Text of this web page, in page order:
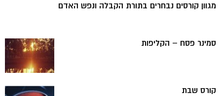
מגוון קורסים נבחרים בתורת הקבלה ונפש האדם
סמינר פסח – הקליפות
קורס שבת